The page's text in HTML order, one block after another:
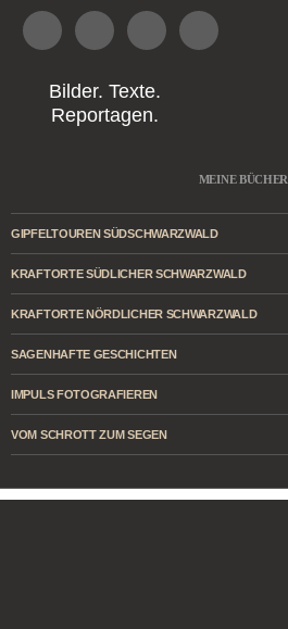
Bilder. Texte.
Reportagen.
MEINE BÜCHER
GIPFELTOUREN SÜDSCHWARZWALD
KRAFTORTE SÜDLICHER SCHWARZWALD
KRAFTORTE NÖRDLICHER SCHWARZWALD
SAGENHAFTE GESCHICHTEN
IMPULS FOTOGRAFIEREN
VOM SCHROTT ZUM SEGEN